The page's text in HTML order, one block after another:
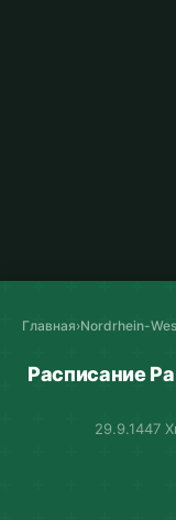
Главная›Nordrhein-
Расписание
29.9.1447